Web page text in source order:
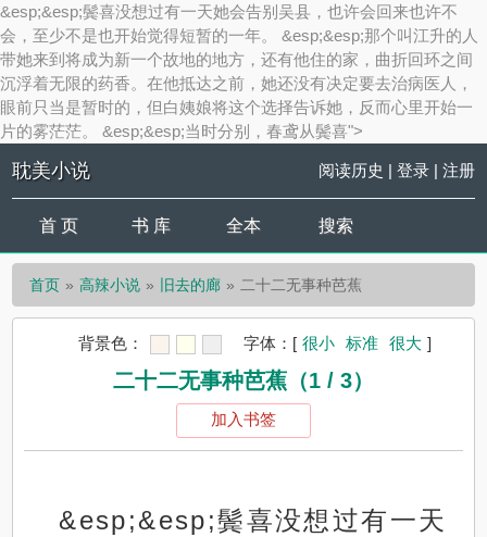
&esp;&esp;鬓喜没想过有一天她会告别吴县，也许会回来也许不
会，至少不是也开始觉得短暂的一年。 &esp;&esp;那个叫江升的人
带她来到将成为新一个故地的地方，还有他住的家，曲折回环之间
沉浮着无限的药香。在他抵达之前，她还没有决定要去治病医人，
眼前只当是暂时的，但白姨娘将这个选择告诉她，反而心里开始一
片的雾茫茫。 &esp;&esp;当时分别，春鸢从鬓喜">
耽美小说 阅读历史 | 登录| 注册
首 页 书 库 全本 搜索
首页 高辣小说 旧去的廊 二十二无事种芭蕉
背景色： 字体： [ 很小 标准 很大 ]
二十二无事种芭蕉（1 / 3）
加入书签
&esp;&esp;鬓喜没想过有一天